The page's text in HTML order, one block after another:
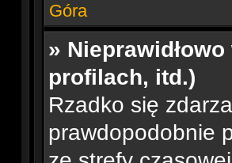
Góra
»
profilach, itd.)
Rzadko się
prawdopodobnie